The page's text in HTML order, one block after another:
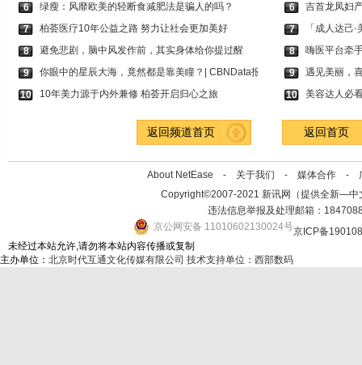
6
绿瘦：风靡欧美的轻断食减肥法是骗人的吗？
7
柏荟医疗10年公益之路 努力让社会更加美好
8
避免悲剧，脑中风发作前，其实身体给你提过醒
9
你眼中的星辰大海，竟然都是靠美瞳？| CBNData报
10
10年美力源于内外兼修 柏荟开启归心之旅
6
吉首龙凤妇
7
「成人达己
8
嗨医平台牵
9
遇见美丽，
10
美容达人必
返回频道首页 返回首页
About NetEase - 关于我们 - 媒体合作 -
Copyright©2007-2021 新讯网（提供全新—中
违法信息举报及处理邮箱：
京公网安备 11010602130024号京ICP备
未经过本站允许,请勿将本站内容传播或复制
主办单位： 北京时代互通文化传媒有限公司 技术支持单位：西部数码